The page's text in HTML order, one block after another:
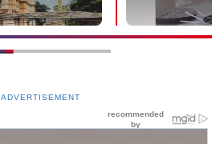
ADVERTISEMENT